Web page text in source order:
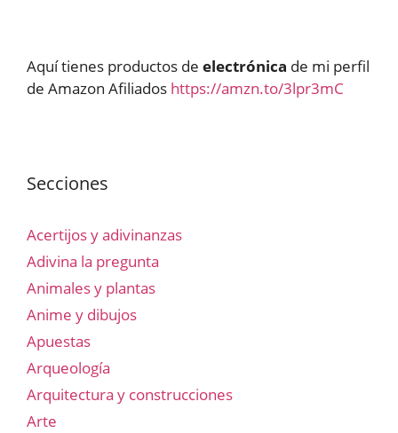
Aquí tienes productos de electrónica de mi perfil
de Amazon Afiliados https://amzn.to/3lpr3mC
Secciones
Acertijos y adivinanzas
Adivina la pregunta
Animales y plantas
Anime y dibujos
Apuestas
Arqueología
Arquitectura y construcciones
Arte